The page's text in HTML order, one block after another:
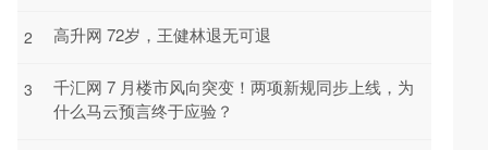
2 高升网 72岁，王健林退无可退
3
千汇网 7 月楼市风向突变！两项新规同步上线，为
什么马云预言终于应验？